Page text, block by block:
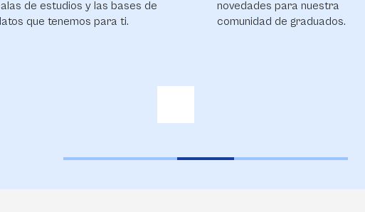
novedades para nuestra
comunidad de graduados.
estudiantes una amplia gama
opciones de financiación